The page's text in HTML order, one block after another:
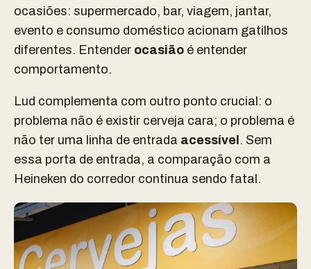
ocasiões: supermercado, bar, viagem, jantar,
evento e consumo doméstico acionam gatilhos
diferentes. Entender ocasião é entender
comportamento.
Lud complementa com outro ponto crucial: o
problema não é existir cerveja cara; o problema é
não ter uma linha de entrada acessível . Sem
essa porta de entrada, a comparação com a
Heineken do corredor continua sendo fatal.